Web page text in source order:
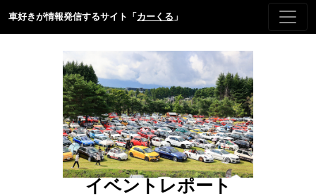
車好きが情報発信するサイト「 カーくる 」
イベントレポート